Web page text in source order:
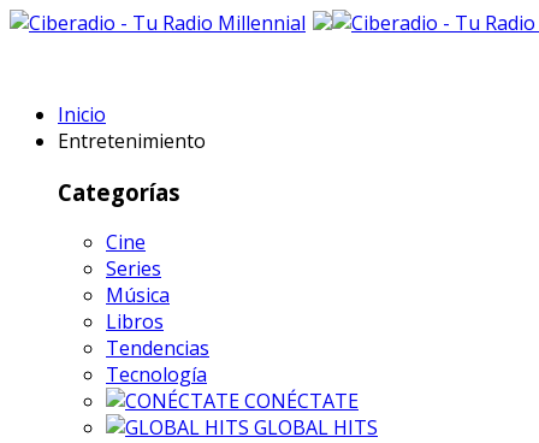
Inicio
Entretenimiento
Categorías
Cine
Series
Música
Libros
Tendencias
Tecnología
CONÉCTATE
GLOBAL HITS